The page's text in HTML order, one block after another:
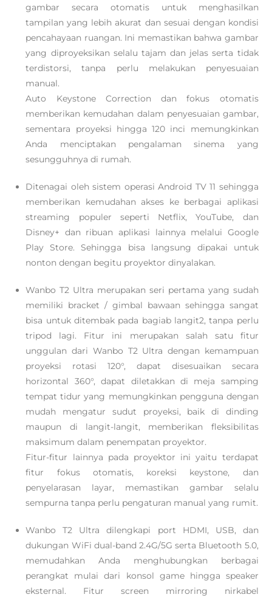
gambar secara otomatis untuk menghasilkan
tampilan yang lebih akurat dan sesuai dengan kondisi
pencahayaan ruangan. Ini memastikan bahwa gambar
yang diproyeksikan selalu tajam dan jelas serta tidak
terdistorsi, tanpa perlu melakukan penyesuaian
manual.
Auto Keystone Correction dan fokus otomatis
memberikan kemudahan dalam penyesuaian gambar,
sementara proyeksi hingga 120 inci memungkinkan
Anda menciptakan pengalaman sinema yang
sesungguhnya di rumah.
Ditenagai oleh sistem operasi Android TV 11 sehingga
memberikan kemudahan akses ke berbagai aplikasi
streaming populer seperti Netflix, YouTube, dan
Disney+ dan ribuan aplikasi lainnya melalui Google
Play Store. Sehingga bisa langsung dipakai untuk
nonton dengan begitu proyektor dinyalakan.
Wanbo T2 Ultra merupakan seri pertama yang sudah
memiliki bracket / gimbal bawaan sehingga sangat
bisa untuk ditembak pada bagiab langit2, tanpa perlu
tripod lagi. Fitur ini merupakan salah satu fitur
unggulan dari Wanbo T2 Ultra dengan kemampuan
proyeksi rotasi 120°, dapat disesuaikan secara
horizontal 360°, dapat diletakkan di meja samping
tempat tidur yang memungkinkan pengguna dengan
mudah mengatur sudut proyeksi, baik di dinding
maupun di langit-langit, memberikan fleksibilitas
maksimum dalam penempatan proyektor.
Fitur-fitur lainnya pada proyektor ini yaitu terdapat
fitur fokus otomatis, koreksi keystone, dan
penyelarasan layar, memastikan gambar selalu
sempurna tanpa perlu pengaturan manual yang rumit.
Wanbo T2 Ultra dilengkapi port HDMI, USB, dan
dukungan WiFi dual-band 2.4G/5G serta Bluetooth 5.0,
memudahkan Anda menghubungkan berbagai
perangkat mulai dari konsol game hingga speaker
eksternal. Fitur screen mirroring nirkabel